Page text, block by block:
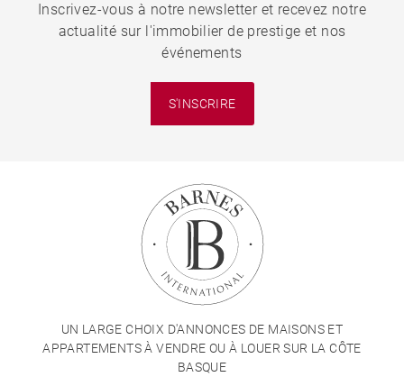
Inscrivez-vous à notre newsletter et recevez notre
actualité sur l'immobilier de prestige et nos
événements
S'INSCRIRE
UN LARGE CHOIX D'ANNONCES DE MAISONS ET
APPARTEMENTS À VENDRE OU À LOUER SUR LA CÔTE
BASQUE